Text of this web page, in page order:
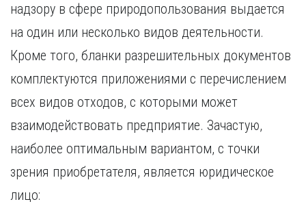
надзору в сфере природопользования выдается
на один или несколько видов деятельности.
Кроме того, бланки разрешительных документов
комплектуются приложениями с перечислением
всех видов отходов, с которыми может
взаимодействовать предприятие. Зачастую,
наиболее оптимальным вариантом, с точки
зрения приобретателя, является юридическое
лицо: